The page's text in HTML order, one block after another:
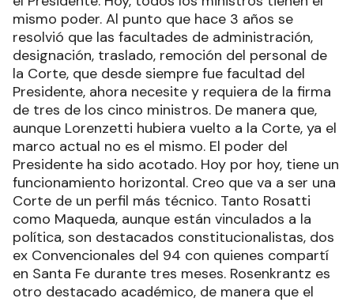
mismo poder. Al punto que hace 3 años se
resolvió que las facultades de administración,
designación, traslado, remoción del personal de
la Corte, que desde siempre fue facultad del
Presidente, ahora necesite y requiera de la firma
de tres de los cinco ministros. De manera que,
aunque Lorenzetti hubiera vuelto a la Corte, ya el
marco actual no es el mismo. El poder del
Presidente ha sido acotado. Hoy por hoy, tiene un
funcionamiento horizontal. Creo que va a ser una
Corte de un perfil más técnico. Tanto Rosatti
como Maqueda, aunque están vinculados a la
política, son destacados constitucionalistas, dos
ex Convencionales del 94 con quienes compartí
en Santa Fe durante tres meses. Rosenkrantz es
otro destacado académico, de manera que el